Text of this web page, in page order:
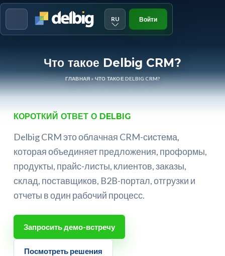
RU Войти
Что такое Delbig CRM?
ГЛАВНАЯ » ЧТО ТАКОЕ DELBIG CRM?
КОРОТКИЙ ОТВЕТ О DELBIG
Delbig CRM это облачная CRM-система,
которая объединяет предложения, проформы,
продукты, прайс-листы, клиентов, заказы,
склад, поставщиков, B2B-портал, отгрузки и
отчеты в один рабочий процесс.
Запросить демо-встречу
Посмотреть решения